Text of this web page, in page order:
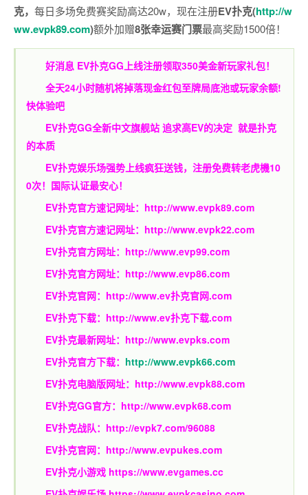
克， 每日多场免费赛奖励高达20w，现在注册EV扑克(http://w
ww.evpk89.com)额外加赠8张幸运赛门票最高奖励1500倍！
好消息 EV扑克GG上线注册领取350美金新玩家礼包！
全天24小时随机将掉落现金红包至牌局底池或玩家余额!
快体验吧
EV扑克GG全新中文旗舰站 追求高EV的决定 就是扑克
的本质
EV扑克娱乐场强势上线疯狂送钱，注册免费转老虎機10
0次！国际认证最安心！
EV扑克官方速记网址： http://www.evpk89.com
EV扑克官方速记网址： http://www.evpk22.com
EV扑克官方网址： http://www.evp99.com
EV扑克官方网址： http://www.evp86.com
EV扑克官网： http://www.ev扑克官网.com
EV扑克下载： http://www.ev扑克下载.com
EV扑克最新网址： http://www.evpks.com
EV扑克官方下载： http://www.evpk66.com
EV扑克电脑版网址： http://www.evpk88.com
EV扑克GG官方： http://www.evpk68.com
EV扑克战队： http://evpk7.com/96088
EV扑克官网： http://www.evpukes.com
EV扑克小游戏 https://www.evgames.cc